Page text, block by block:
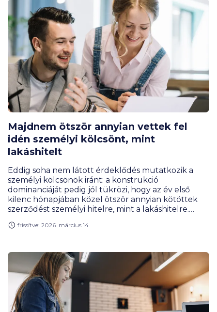
esetben több tízmilliós összeget igényelnek az
ügyfelek.
Majdnem ötször annyian vettek fel
idén személyi kölcsönt, mint
lakáshitelt
Eddig soha nem látott érdeklődés mutatkozik a
személyi kölcsönök iránt: a konstrukció
dominanciáját pedig jól tükrözi, hogy az év első
kilenc hónapjában közel ötször annyian kötöttek
szerződést személyi hitelre, mint a lakáshitelre.
lakossági terméknél is csökkent a hitelfelvételek
kölcsönöknél több mint 15 százalékkal nőtt.
frissítve: 2026. március 14.